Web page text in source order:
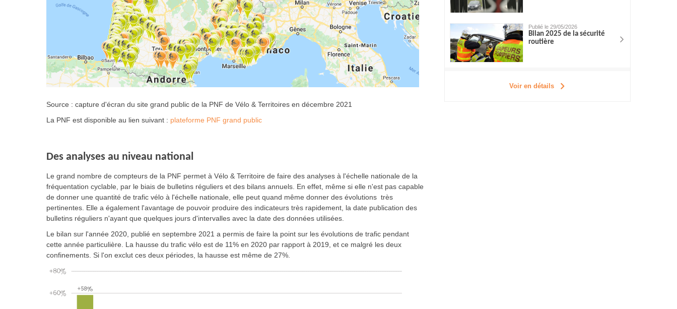
Source : capture d'écran du site grand public de la PNF de Vélo & Territoires en décembre 2021
La PNF est disponible au lien suivant : plateforme PNF grand public
Des analyses au niveau national
Le grand nombre de compteurs de la PNF permet à Vélo & Territoire de faire des analyses à l'échelle nationale de la
fréquentation cyclable, par le biais de bulletins réguliers et des bilans annuels. En effet, même si elle n'est pas capable
de donner une quantité de trafic vélo à l'échelle nationale, elle peut quand même donner des évolutions très
pertinentes. Elle a également l'avantage de pouvoir produire des indicateurs très rapidement, la date publication des
bulletins réguliers n'ayant que quelques jours d'intervalles avec la date des données utilisées.
Le bilan sur l'année 2020, publié en septembre 2021 a permis de faire la point sur les évolutions de trafic pendant
cette année particulière. La hausse du trafic vélo est de 11% en 2020 par rapport à 2019, et ce malgré les deux
confinements. Si l'on exclut ces deux périodes, la hausse est même de 27%.
Publié le 29/05/2026
Bilan 2025 de la sécurité
routière
Voir en détails